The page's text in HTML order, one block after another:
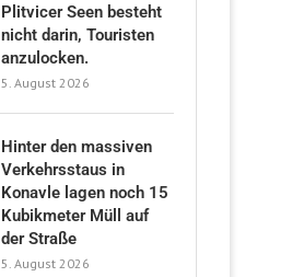
Plitvicer Seen besteht
nicht darin, Touristen
anzulocken.
5. August 2026
Hinter den massiven
Verkehrsstaus in
Konavle lagen noch 15
Kubikmeter Müll auf
der Straße
5. August 2026